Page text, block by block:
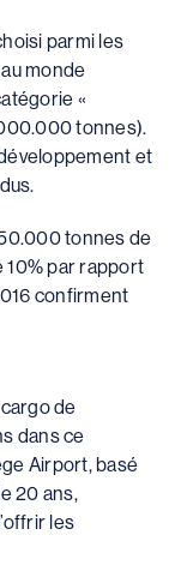
parmi les
monde
«
tonnes).
et
tonnes de
10% par rapport
confirment
de
dans ce
Airport, basé
20 ans,
les